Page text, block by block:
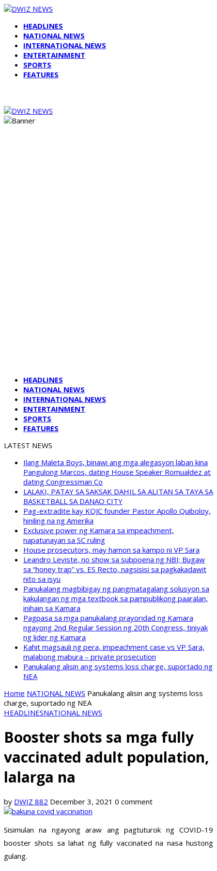
HEADLINES
NATIONAL NEWS
INTERNATIONAL NEWS
ENTERTAINMENT
SPORTS
FEATURES
HEADLINES
NATIONAL NEWS
INTERNATIONAL NEWS
ENTERTAINMENT
SPORTS
FEATURES
LATEST NEWS
Ilang Maleta Boys, binawi ang mga alegasyon laban kina
Pangulong Marcos, dating House Speaker Romualdez at
dating Congressman Co
LALAKI, PATAY SA SAKSAK DAHIL SA ALITAN SA TAYA SA
BASKETBALL SA DANAO CITY
Pag-extradite kay KOJC founder Pastor Apollo Quiboloy,
hiniling na ng Amerika
Exclusive power ng Kamara sa impeachment,
napatunayan sa SC ruling
House prosecutors, may hamon sa kampo ni VP Sara
Leandro Leviste, no show sa subpoena ng NBI; Bugaw
sa “honey trap” vs. ES Recto, nagsisisi sa pagkakadawit
nito sa isyu
Panukalang magbibigay ng pangmatagalang solusyon sa
kakulangan ng mga textbook sa pampublikong paaralan,
inihain sa Kamara
Pagpasa sa mga panukalang prayoridad ng Kamara
ngayong 2nd Regular Session ng 20th Congress, tiniyak
ng lider ng Kamara
Kahit magsauli ng pera, impeachment case vs VP Sara,
malabong mabura – private prosecution
Panukalang alisin ang systems loss charge, suportado ng
NEA
Home NATIONAL NEWS Panukalang alisin ang systems loss
charge, suportado ng NEA
HEADLINESNATIONAL NEWS
Booster shots sa mga fully
vaccinated adult population,
lalarga na
by DWIZ 882 December 3, 2021 0 comment
Sisimulan na ngayong araw ang pagtuturok ng COVID-19
booster shots sa lahat ng fully vaccinated na nasa hustong
gulang.